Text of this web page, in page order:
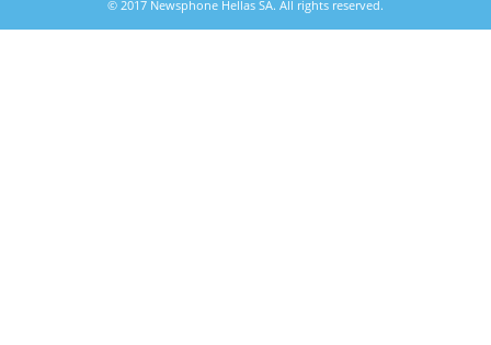
© 2017 Newsphone Hellas SA. All rights reserved.